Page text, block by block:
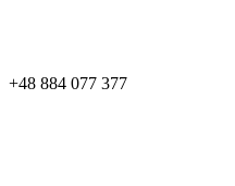
+48 884 077 377